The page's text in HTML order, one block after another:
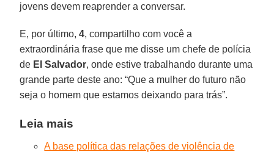
jovens devem reaprender a conversar.
E, por último,4, compartilho com você a
extraordinária frase que me disse um chefe de polícia
de El Salvador, onde estive trabalhando durante uma
grande parte deste ano: “Que a mulher do futuro não
seja o homem que estamos deixando para trás”.
Leia mais
A base política das relações de violência de